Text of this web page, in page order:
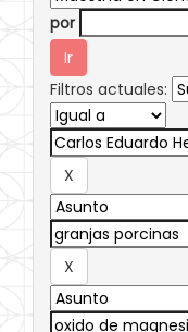
por
Filtros actuales: